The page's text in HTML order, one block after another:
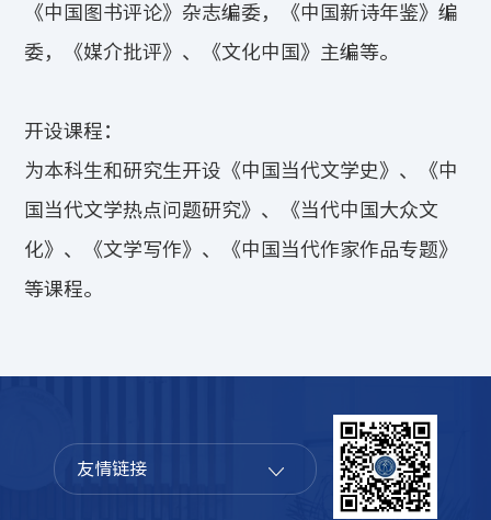
《中国图书评论》杂志编委，《中国新诗年鉴》编
委，《媒介批评》、《文化中国》主编等。
开设课程：
为本科生和研究生开设《中国当代文学史》、《中
国当代文学热点问题研究》、《当代中国大众文
化》、《文学写作》、《中国当代作家作品专题》
等课程。
友情链接